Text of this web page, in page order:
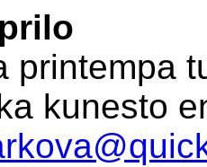
printempa
kunesto